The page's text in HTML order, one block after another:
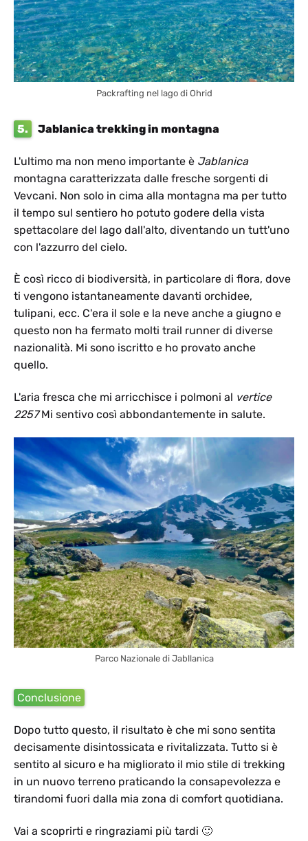
Packrafting nel lago di Ohrid
5. Jablanica trekking in montagna
L'ultimo ma non meno importante è Jablanica
montagna caratterizzata dalle fresche sorgenti di
Vevcani. Non solo in cima alla montagna ma per tutto
il tempo sul sentiero ho potuto godere della vista
spettacolare del lago dall'alto, diventando un tutt'uno
con l'azzurro del cielo.
È così ricco di biodiversità, in particolare di flora, dove
ti vengono istantaneamente davanti orchidee,
tulipani, ecc. C'era il sole e la neve anche a giugno e
questo non ha fermato molti trail runner di diverse
nazionalità. Mi sono iscritto e ho provato anche
quello.
L'aria fresca che mi arricchisce i polmoni al vertice
2257Mi sentivo così abbondantemente in salute.
Parco Nazionale di Jabllanica
Conclusione
Dopo tutto questo, il risultato è che mi sono sentita
decisamente disintossicata e rivitalizzata. Tutto si è
sentito al sicuro e ha migliorato il mio stile di trekking
in un nuovo terreno praticando la consapevolezza e
tirandomi fuori dalla mia zona di comfort quotidiana.
Vai a scoprirti e ringraziami più tardi 🙂